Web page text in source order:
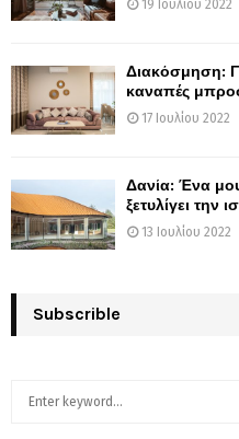
19 Ιουλίου 2022
Διακόσμηση:
καναπές
17 Ιουλίου 2022
Δανία: Ένα
ξετυλίγει την
13 Ιουλίου 2022
Subscrible